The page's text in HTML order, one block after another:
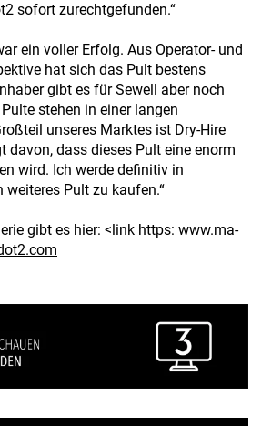
sofort zurechtgefunden.“
ein voller Erfolg. Aus Operator- und
hat sich das Pult bestens
gibt es für Sewell aber noch
stehen in einer langen
unseres Marktes ist Dry-Hire
davon, dass dieses Pult eine enorm
wird. Ich werde definitiv in
weiteres Pult zu kaufen.“
gibt es hier: <link https: www.ma-